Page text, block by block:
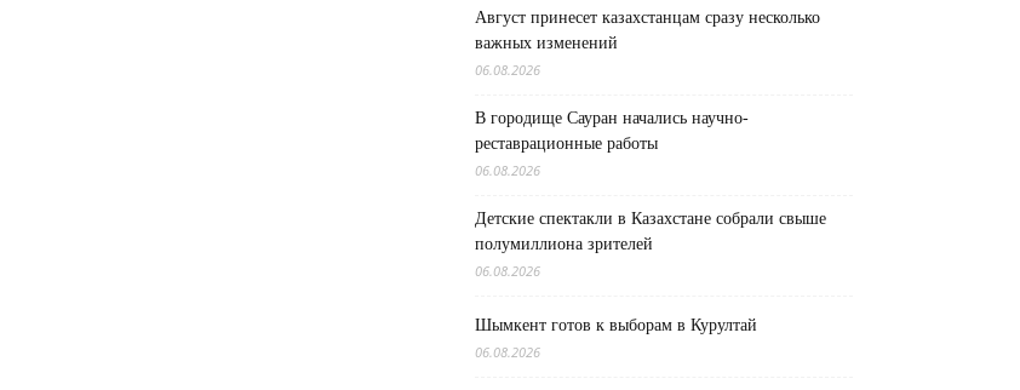
Август принесет казахстанцам сразу несколько
важных изменений
06.08.2026
В городище Сауран начались научно-
реставрационные работы
06.08.2026
Детские спектакли в Казахстане собрали свыше
полумиллиона зрителей
06.08.2026
Шымкент готов к выборам в Курултай
06.08.2026